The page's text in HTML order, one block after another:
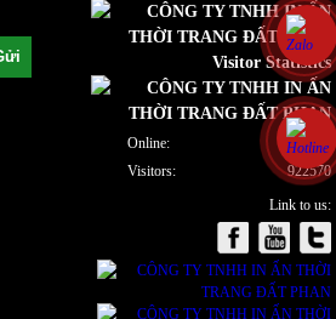
Visitor Statistics
Online:
2
Visitors:
922570
Link to us: